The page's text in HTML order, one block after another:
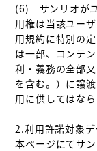
(6)　サンリオが
用権は当該ユー
用規約に特別の
は一部、コンテ
利・義務の全部
を含む。）に譲
用に供してはなら
2.利用許諾対象デ
本ページにてサ